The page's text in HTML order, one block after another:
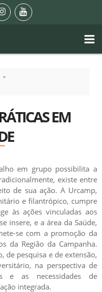
EM
em grupo possibilita a
existe entre
de sua ação. A Urcamp,
e filantrópico, cumpre
às ações vinculadas aos
insere, e a área da Saúde,
se com a promoção da
da Região da Campanha.
de pesquisa e de extensão,
na perspectiva de
e as necessidades de
integrada.